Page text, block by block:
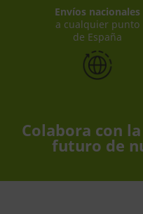
Envíos nacionales
a cualquier punto
de España
Colabora con
futuro de